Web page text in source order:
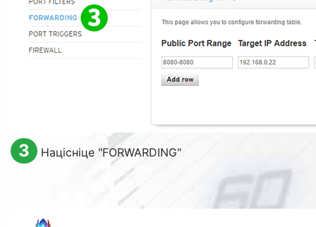
3 Націсніце "FORWARDING"